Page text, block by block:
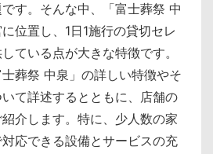
す。そんな中、「富士葬祭 中
位置し、1日1施行の貸切セレ
ている点が大きな特徴です。
葬祭 中泉」の詳しい特徴やそ
て詳述するとともに、店舗の
介します。特に、少人数の家
応できる設備とサービスの充